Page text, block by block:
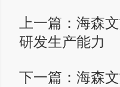
上一篇： 海森
研发生产能力
下一篇： 海森